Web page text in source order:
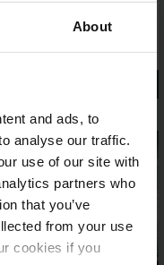
About
and ads, to
analyse our traffic.
use of our site with
partners who
that you’ve
from your use
cookies if you